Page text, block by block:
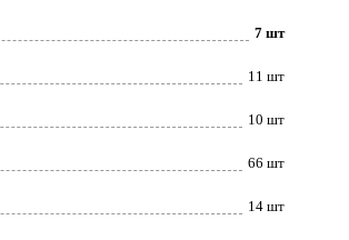
7 шт
11 шт
10 шт
66 шт
14 шт